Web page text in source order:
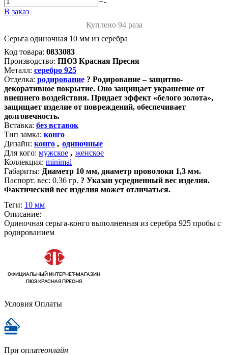
В заказ
Куплено 94 раза
Серьга одиночная 10 мм из серебра
Код товара: 0833083
Производство: ПЮЗ Красная Пресня
Металл: серебро 925
Отделка: родирование ? Родирование – защитно-
декоративное покрытие. Оно защищает украшение от
внешнего воздействия. Придает эффект «белого золота»,
защищает изделие от повреждений, обеспечивает
долговечность.
Вставка: без вставок
Тип замка: конго
Дизайн: конго , одиночные
Для кого: мужское , женское
Коллекция: minimal
Габариты: Диаметр 10 мм, диаметр проволоки 1,3 мм.
Паспорт. вес: 0.36 гр. ? Указан усредненный вес изделия.
Фактический вес изделия может отличаться.
Теги: 10 мм
Описание:
Одиночная серьга-конго выполненная из серебра 925 пробы с
родированием
Условия Оплаты
При оплатеонлайн